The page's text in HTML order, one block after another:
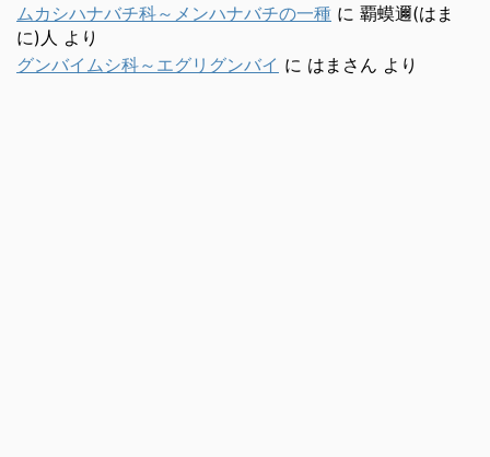
ムカシハナバチ科～メンハナバチの一種 に 覇蟆邇(はま
に)人 より
グンバイムシ科～エグリグンバイ に はまさん より